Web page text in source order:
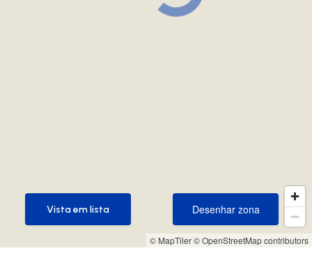
© MapTiler© OpenStreetMap contributors
Desenhar zona
Desenhar zona
Vista em lista
Vista em lista